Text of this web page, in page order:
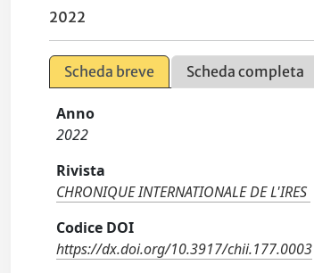
2022
Scheda breve Scheda completa
Anno
2022
Rivista
CHRONIQUE INTERNATIONALE DE L'IRES
Codice DOI
https://dx.doi.org/10.3917/chii.177.0003